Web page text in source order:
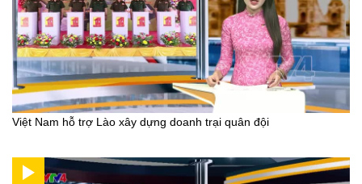
Việt Nam hỗ trợ Lào xây dựng doanh trại quân đội